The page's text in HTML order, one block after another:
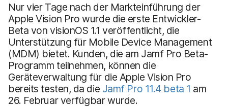
Nur vier Tage nach der Markteinführung der
Apple Vision Pro wurde die erste Entwickler-
Beta von visionOS 1.1 veröffentlicht, die
Unterstützung für Mobile Device Management
(MDM) bietet. Kunden, die am Jamf Pro Beta-
Programm teilnehmen, können die
Geräteverwaltung für die Apple Vision Pro
bereits testen, da die Jamf Pro 11.4 beta 1 am
26. Februar verfügbar wurde.